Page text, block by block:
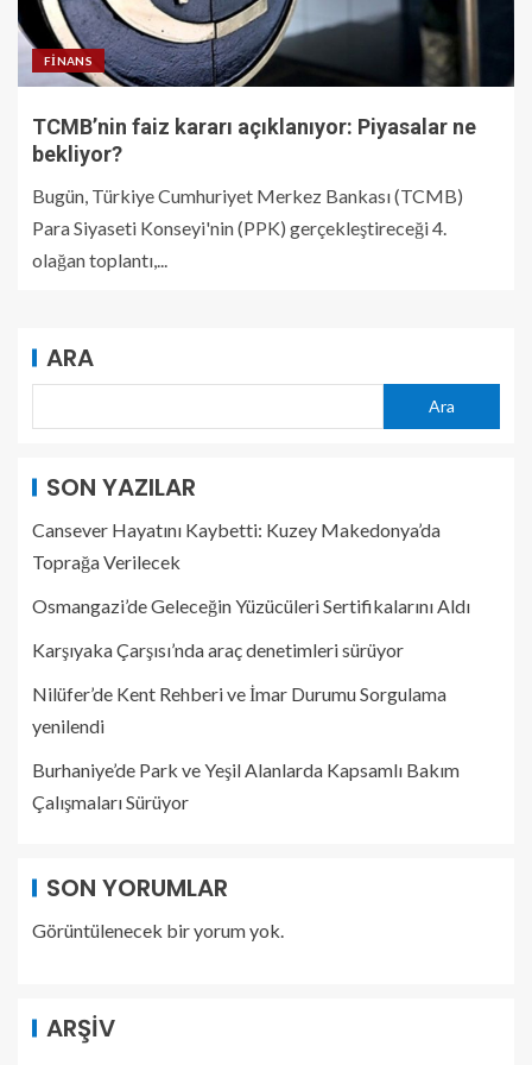
FINANS
TCMB’nin faiz kararı açıklanıyor: Piyasalar ne
bekliyor?
Bugün, Türkiye Cumhuriyet Merkez Bankası (TCMB)
Para Siyaseti Konseyi'nin (PPK) gerçekleştireceği 4.
olağan toplantı,...
ARA
Ara
SON YAZILAR
Cansever Hayatını Kaybetti: Kuzey Makedonya’da
Toprağa Verilecek
Osmangazi’de Geleceğin Yüzücüleri Sertifikalarını Aldı
Karşıyaka Çarşısı’nda araç denetimleri sürüyor
Nilüfer’de Kent Rehberi ve İmar Durumu Sorgulama
yenilendi
Burhaniye’de Park ve Yeşil Alanlarda Kapsamlı Bakım
Çalışmaları Sürüyor
SON YORUMLAR
Görüntülenecek bir yorum yok.
ARŞIV